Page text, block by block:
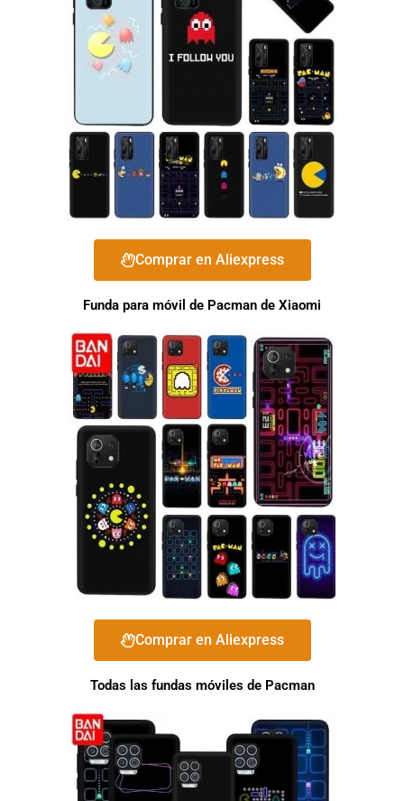
Comprar en Aliexpress
Funda para móvil de Pacman de Xiaomi
Comprar en Aliexpress
Todas las fundas móviles de Pacman